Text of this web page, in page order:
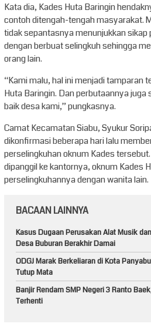
Kata dia, Kades Huta Baringin
contoh ditengah-tengah masyarakat.
tidak sepantasnya menunjukkan
dengan berbuat selingkuh sehingga
orang lain.
“Kami malu, hal ini menjadi tamparan
Huta Baringin. Dan perbutaannya
baik desa kami,” pungkasnya.
Camat Kecamatan Siabu, Syukur
dikonfirmasi beberapa hari lalu
perselingkuhan oknum Kades
dipanggil ke kantornya, oknum Kades
perselingkuhannya dengan wanita lain.
BACAAN LAINNYA
Kasus Dugaan Perusakan Alat Musik
Desa Buburan Berakhir Damai
ODGJ Marak Berkeliaran di Kota
Tutup Mata
Banjir Rendam SMP Negeri 3 Ranto
Terhenti